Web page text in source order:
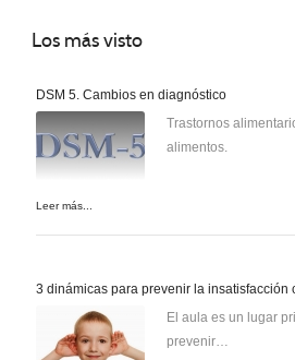
Los más visto
DSM 5. Cambios en diagnóstico
Trastornos
alimentos.
Leer más...
3 dinámicas para prevenir la insatisfacción
El aula es un lugar
prevenir…